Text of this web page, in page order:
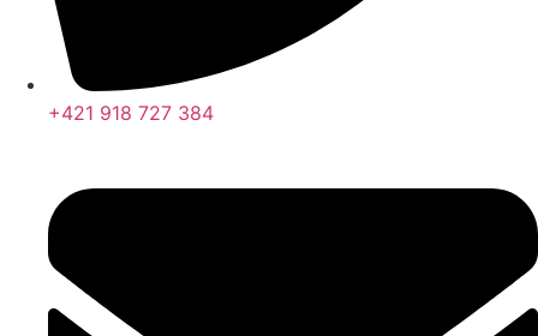
+421 918 727 384